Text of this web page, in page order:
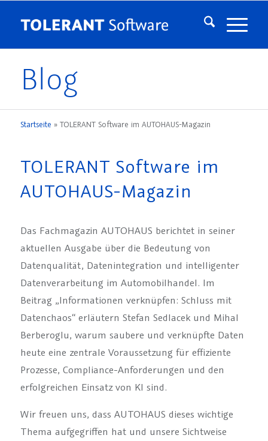
Blog
Startseite » TOLERANT Software im AUTOHAUS-Magazin
TOLERANT Software im
AUTOHAUS-Magazin
Das Fachmagazin AUTOHAUS berichtet in seiner
aktuellen Ausgabe über die Bedeutung von
Datenqualität, Datenintegration und intelligenter
Datenverarbeitung im Automobilhandel. Im
Beitrag „Informationen verknüpfen: Schluss mit
Datenchaos“ erläutern Stefan Sedlacek und Mihal
Berberoglu, warum saubere und verknüpfte Daten
heute eine zentrale Voraussetzung für effiziente
Prozesse, Compliance-Anforderungen und den
erfolgreichen Einsatz von KI sind.
Wir freuen uns, dass AUTOHAUS dieses wichtige
Thema aufgegriffen hat und unsere Sichtweise